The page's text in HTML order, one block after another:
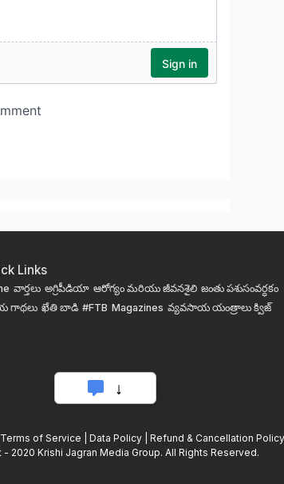
Links
వార్తలు అగ్రిపీడియా ఆరోగ్యం మరియు జీవనశైలి జంతు పశుసంవర్ధకం
గాథలు ఖేతి బాడి #FTB Magazines వ్యవసాయ యంత్రాలుక్విజ్
Terms of Service Data Policy| Refund & Cancellation Policy
- 2020 Krishi Jagran Media Group. All Rights Reserved.